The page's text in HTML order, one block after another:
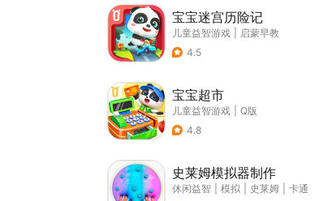
宝宝迷宫历险记
儿童益智游戏
启蒙早教
4.5
宝宝超市
儿童益智游戏
Q版
4.8
史莱姆模拟器制作
休闲益智 模拟 史莱姆
卡通